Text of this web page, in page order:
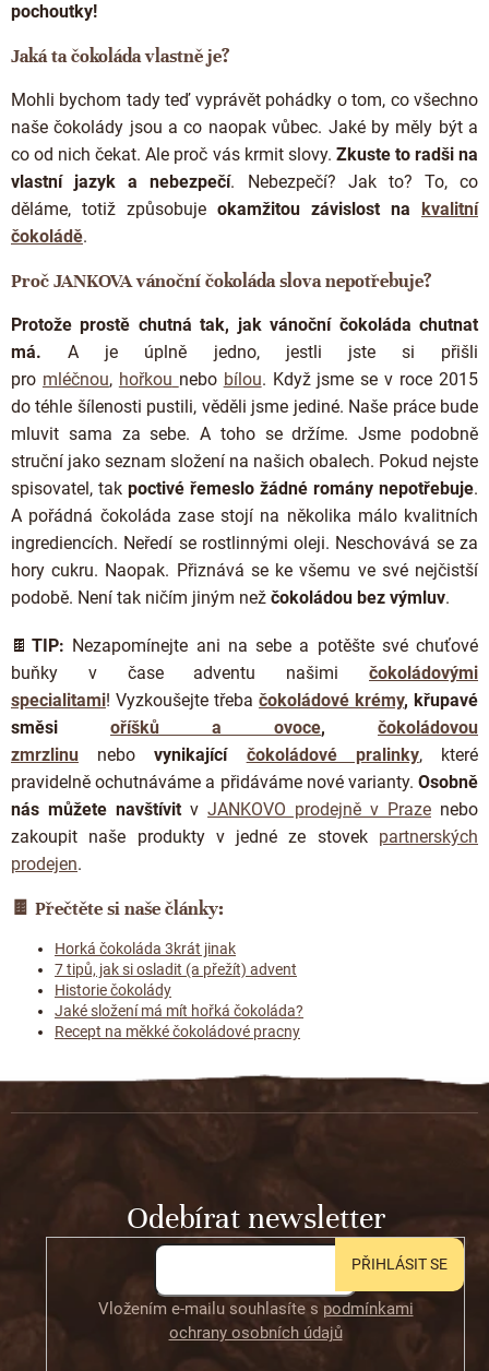
pochoutky!
Jaká ta čokoláda vlastně je?
Mohli bychom tady teď vyprávět pohádky o tom, co všechno
naše čokolády jsou a co naopak vůbec. Jaké by měly být a
co od nich čekat. Ale proč vás krmit slovy. Zkuste to radši na
vlastní jazyk a nebezpečí. Nebezpečí? Jak to? To, co
děláme, totiž způsobuje okamžitou závislost na
kvalitní
čokoládě.
Proč JANKOVA vánoční čokoláda slova nepotřebuje?
Protože prostě chutná tak, jak vánoční čokoláda chutnat
má.
A je úplně jedno, jestli jste si přišli
pro mléčnou, hořkou nebo bílou. Když jsme se v roce 2015
do téhle šílenosti pustili, věděli jsme jediné. Naše práce bude
mluvit sama za sebe. A toho se držíme. Jsme podobně
struční jako seznam složení na našich obalech. Pokud nejste
spisovatel, tak poctivé řemeslo žádné romány nepotřebuje.
A pořádná čokoláda zase stojí na několika málo kvalitních
ingrediencích. Neředí se rostlinnými oleji. Neschovává se za
hory cukru. Naopak. Přiznává se ke všemu ve své nejčistší
podobě. Není tak ničím jiným než čokoládou bez výmluv.
🍫TIP: Nezapomínejte ani na sebe a potěšte své chuťové
buňky v čase adventu našimi
čokoládovými
specialitami! Vyzkoušejte třeba čokoládové krémy, křupavé
směsi oříšků a ovoce,
čokoládovou
zmrzlinu nebo vynikající čokoládové pralinky, které
pravidelně ochutnáváme a přidáváme nové varianty. Osobně
nás můžete navštívit v JANKOVO prodejně v Praze nebo
zakoupit naše produkty v jedné ze stovek partnerských
prodejen.
🍫 Přečtěte si naše články:
Horká čokoláda 3krát jinak
7 tipů, jak si osladit (a přežít) advent
Historie čokolády
Jaké složení má mít hořká čokoláda?
Recept na měkké čokoládové pracny
Z
Odebírat newsletter
Vložením e-mailu souhlasíte s podmínkami
ochrany osobních údajů
PŘIHLÁSIT SE